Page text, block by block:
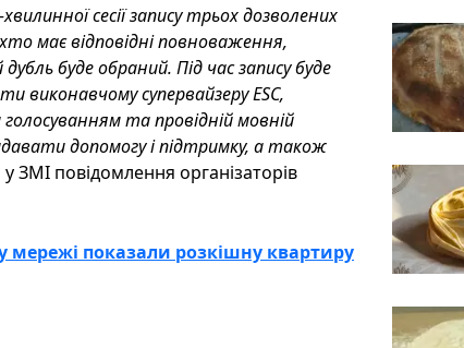
сесії запису трьох дозволених
має відповідні повноваження,
буде обраний. Під час запису буде
виконавчому супервайзеру ESC,
та провідній мовній
допомогу і підтримку, а також
ЗМІ повідомлення організаторів
мережі показали розкішну квартиру